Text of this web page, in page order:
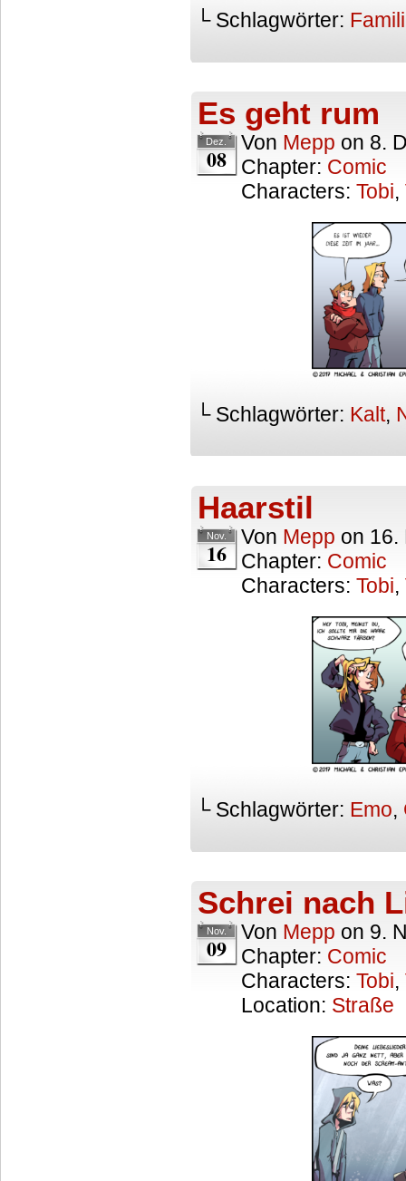
└ Schlagwörter:
Es geht rum
Dez.
08
Von Mepp on 8.
Chapter: Comic
Characters: Tobi,
└ Schlagwörter: Kalt,
Haarstil
Nov.
16
Von Mepp on 16.
Chapter: Comic
Characters: Tobi,
└ Schlagwörter: Emo,
Schrei nach
Nov.
09
Von Mepp on 9.
Chapter: Comic
Characters: Tobi,
Location: Straße